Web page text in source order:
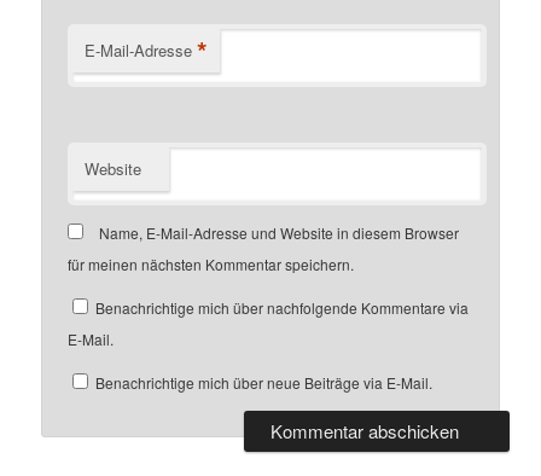
E-Mail-Adresse *
Website
Name, E-Mail-Adresse und Website in diesem Browser
für meinen nächsten Kommentar speichern.
Benachrichtige mich über nachfolgende Kommentare via
E-Mail.
Benachrichtige mich über neue Beiträge via E-Mail.